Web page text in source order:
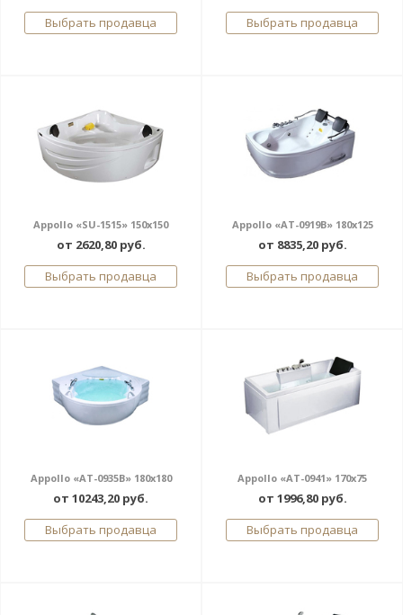
Выбрать продавца
Выбрать продавца
Appollo «SU-1515» 150x150
от 2620,80 руб.
Выбрать продавца
Appollo «AT-0919B» 180x125
от 8835,20 руб.
Выбрать продавца
Appollo «AT-0935B» 180x180
от 10243,20 руб.
Выбрать продавца
Appollo «AT-0941» 170x75
от 1996,80 руб.
Выбрать продавца